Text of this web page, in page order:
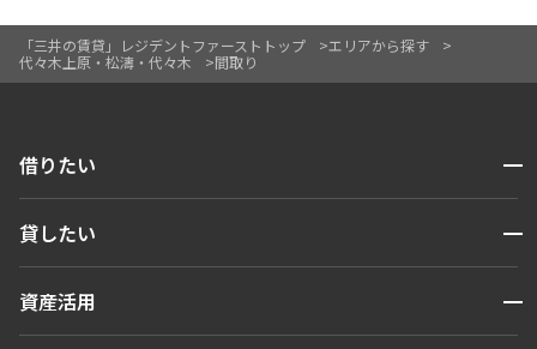
「三井の賃貸」レジデントファーストトップ
エリアから探す
代々木上原・松濤・代々木
間取り
借りたい 開閉
人気エリアから探す
貸したい 開閉
お問い合わせ
資産活用 開閉